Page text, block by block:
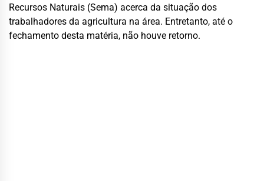
Recursos Naturais (Sema) acerca da situação dos
trabalhadores da agricultura na área. Entretanto, até o
fechamento desta matéria, não houve retorno.